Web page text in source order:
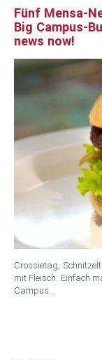
Fünf Mensa-
Big Campus-
news now!
Crossietag,
mit Fleisch: Einfach
Campus…